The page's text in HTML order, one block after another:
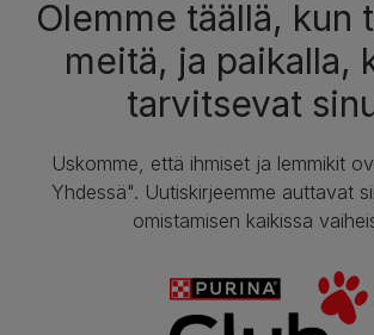
Olemme täällä, kun
meitä, ja paikalla,
tarvitsevat
Uskomme, että ihmiset ja lemmikit
Yhdessä". Uutiskirjeemme auttavat
omistamisen kaikissa